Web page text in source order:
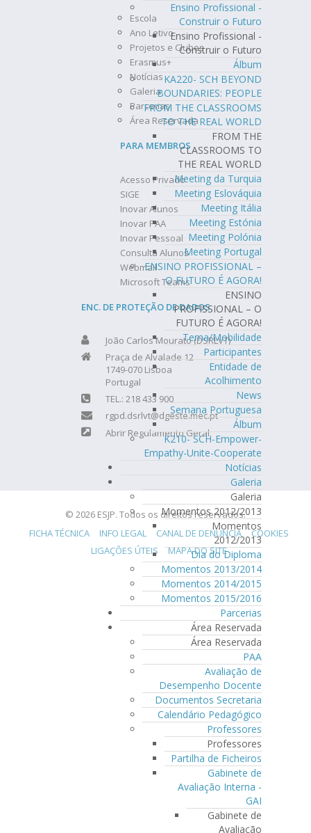
Ensino Profissional -
Construir o Futuro
Ensino Profissional -
Construir o Futuro
Álbum
KA220- SCH BEYOND
BOUNDARIES: PEOPLE
FROM THE CLASSROOMS
TO THE REAL WORLD
FROM THE
CLASSROOMS TO
THE REAL WORLD
Meeting da Turquia
Meeting Eslováquia
Meeting Itália
Meeting Estónia
Meeting Polónia
Meeting Portugal
ENSINO PROFISSIONAL –
O FUTURO É AGORA!
ENSINO
PROFISSIONAL – O
FUTURO É AGORA!
Tema/Mobilidade
Participantes
Entidade de
Acolhimento
News
Semana Portuguesa
Álbum
K210- SCH-Empower-
Empathy-Unite-Cooperate
Notícias
Galeria
Galeria
Momentos 2012/2013
Momentos
2012/2013
Dia do Diploma
Momentos 2013/2014
Momentos 2014/2015
Momentos 2015/2016
Parcerias
Área Reservada
Área Reservada
PAA
Avaliação de
Desempenho Docente
Documentos Secretaria
Calendário Pedagógico
Professores
Professores
Partilha de Ficheiros
Gabinete de
Avaliação Interna -
GAI
Gabinete de
Avaliação
Escola
Ano Letivo
Projetos e Clubes
Erasmus+
Notícias
Galeria
Parcerias
Área Reservada
PARA MEMBROS
Acesso Privado
SIGE
Inovar Alunos
Inovar PAA
Inovar Pessoal
Consulta Alunos
Webmail
Microsoft Teams
ENC. DE PROTEÇÃO DE DADOS
João Carlos Mourato (DSRLVT)
Praça de Alvalade 12
1749-070 Lisboa
Portugal
TEL.: 218 433 900
rgpd.dsrlvt@dgeste.mec.pt
Abrir Regulamento Geral
© 2026 ESJP. Todos os direitos reservados.
FICHA TÉCNICA
INFO LEGAL CANAL DE DENÚNCIA
COOKIES
LIGAÇÕES ÚTEIS
MAPA DO SITE